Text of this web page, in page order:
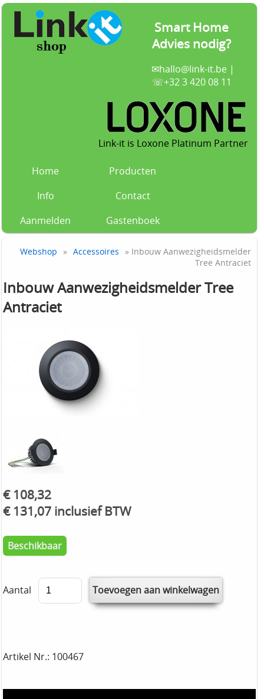
Smart Home
Advies nodig?
✉hallo@link-it.be|
☏+32 3 420 08 11
Link-it is Loxone Platinum Partner
Home
Producten
Info
Contact
Aanmelden
Gastenboek
Webshop » Accessoires
» Inbouw Aanwezigheidsmelder
Tree Antraciet
Inbouw Aanwezigheidsmelder Tree
Antraciet
€ 108,32
€ 131,07 inclusief BTW
Beschikbaar
Aantal
Artikel Nr.: 100467